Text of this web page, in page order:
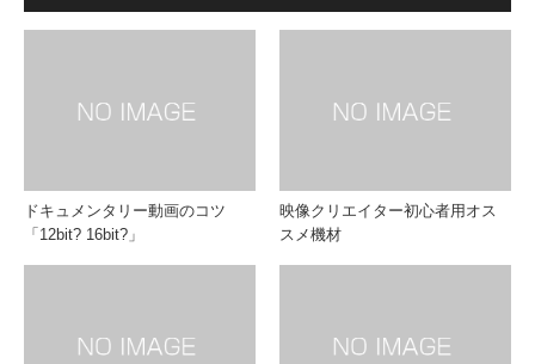
ドキュメンタリー動画のコツ
「12bit? 16bit?」
映像クリエイター初心者用オス
スメ機材